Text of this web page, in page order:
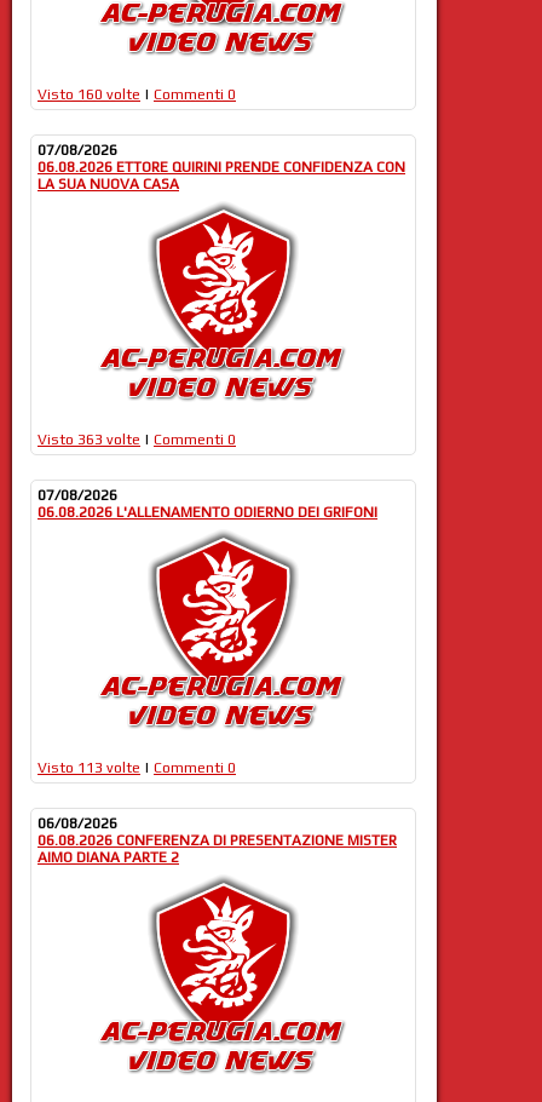
Visto 160 volte | Commenti 0
07/08/2026
06.08.2026 ETTORE QUIRINI PRENDE CONFIDENZA CON
LA SUA NUOVA CASA
Visto 363 volte | Commenti 0
07/08/2026
06.08.2026 L'ALLENAMENTO ODIERNO DEI GRIFONI
Visto 113 volte | Commenti 0
06/08/2026
06.08.2026 CONFERENZA DI PRESENTAZIONE MISTER
AIMO DIANA PARTE 2